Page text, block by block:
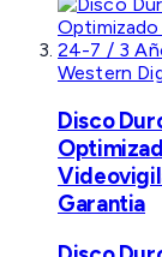
Western
Disco
Garantia